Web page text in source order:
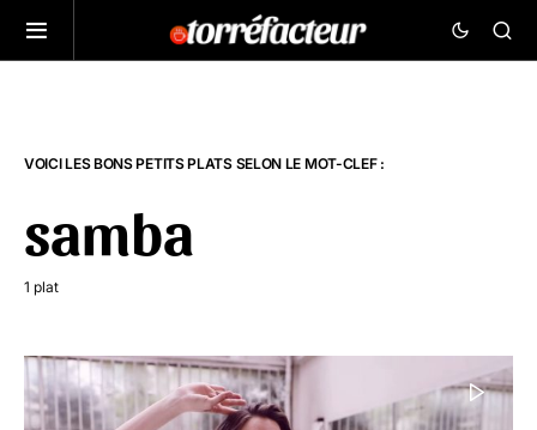
VOICI LES BONS PETITS PLATS SELON LE MOT-CLEF :
samba
1 plat